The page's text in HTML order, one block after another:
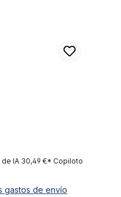
IA 30,49 €* Copiloto
gastos de envío